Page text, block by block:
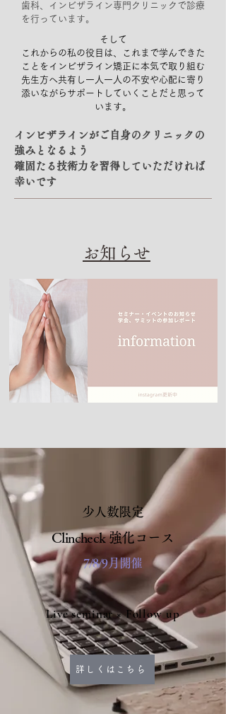
歯科、インビザライン専門クリニックで診療
を行っています。
そして
これからの私の役目は、これまで学んできた
ことをインビザライン矯正に本気で取り組む
先生方へ共有し一人一人の不安や心配に寄り
添いながらサポートしていくことだと思って
います。
インビザラインがご自身のクリニックの
強みとなるよう
確固たる技術力を習得していただければ
幸いです
​お知らせ
少人数限定
Clincheck 強化コース
7/8/9月開催
Live seminar × Follow up
詳しくはこちら